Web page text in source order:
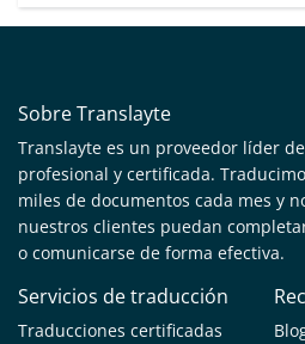
Sobre Translayte
Translayte es un proveedor líder
profesional y certificada.
miles de documentos cada mes y
nuestros clientes puedan
o comunicarse de forma efectiva.
Servicios de traducción
Traducciones certificadas